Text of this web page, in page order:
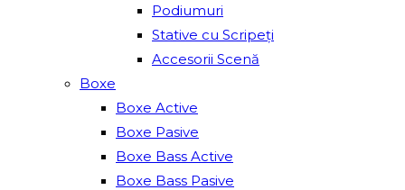
Podiumuri
Stative cu Scripeți
Accesorii Scenă
Boxe
Boxe Active
Boxe Pasive
Boxe Bass Active
Boxe Bass Pasive